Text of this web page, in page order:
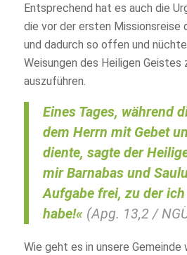
Entsprechend hat es auch die
die vor der ersten
und dadurch so offen und
Weisungen des Heiligen Geistes
auszuführen.
Eines Tages, während
dem Herrn mit Gebet
diente, sagte der
mir Barnabas und
Aufgabe frei, zu der
habe!« (Apg. 13,2 /
Wie geht es in unsere Gemeinde